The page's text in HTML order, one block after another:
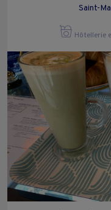
Saint-
Hôtellerie